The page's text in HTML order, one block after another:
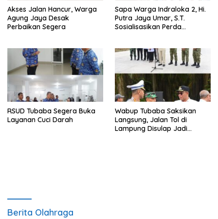
Akses Jalan Hancur, Warga
Agung Jaya Desak
Perbaikan Segera
Sapa Warga Indraloka 2, Hi.
Putra Jaya Umar, S.T.
Sosialisasikan Perda
RSUD Tubaba Segera Buka
Layanan Cuci Darah
Wabup Tubaba Saksikan
Langsung, Jalan Tol di
Lampung Disulap Jadi
Berita Olahraga